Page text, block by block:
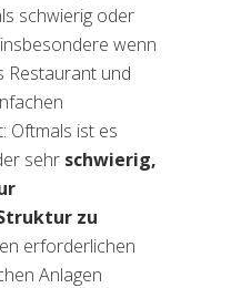
schwierig oder
wenn
Restaurant und
Oftmals ist es
sehr schwierig,
zu
erforderlichen
Anlagen